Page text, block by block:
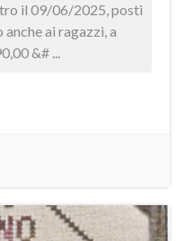
il 09/06/2025, posti
ai ragazzi, a
&# ...